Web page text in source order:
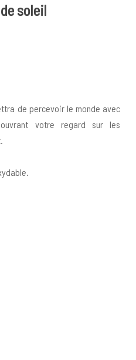
soleil
de percevoir le monde avec
votre regard sur les